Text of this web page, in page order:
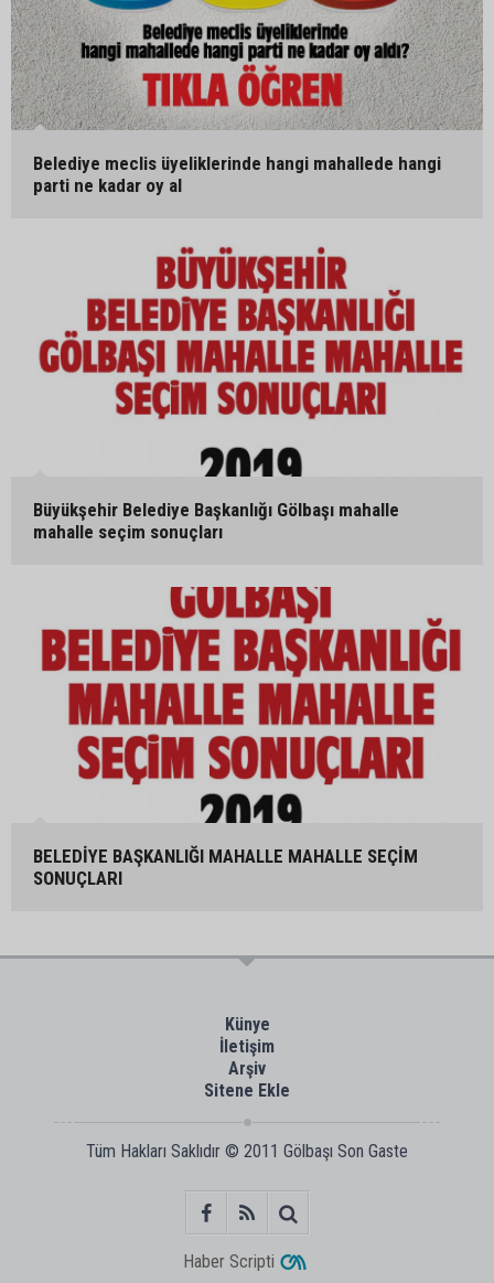
Belediye meclis üyeliklerinde hangi mahallede hangi
parti ne kadar oy al
Büyükşehir Belediye Başkanlığı Gölbaşı mahalle
mahalle seçim sonuçları
BELEDİYE BAŞKANLIĞI MAHALLE MAHALLE SEÇİM
SONUÇLARI
Künye
İletişim
Arşiv
Sitene Ekle
Tüm Hakları Saklıdır © 2011 Gölbaşı Son Gaste
Haber Scripti